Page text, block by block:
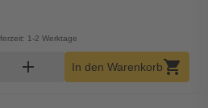
1-2 Werktage
Menge
add In den Warenkorbshopping_cart